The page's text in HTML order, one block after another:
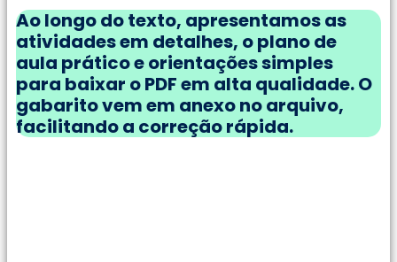
Ao longo do texto, apresentamos as
atividades em detalhes, o plano de
aula prático e orientações simples
para baixar o PDF em alta qualidade. O
gabarito vem em anexo no arquivo,
facilitando a correção rápida.